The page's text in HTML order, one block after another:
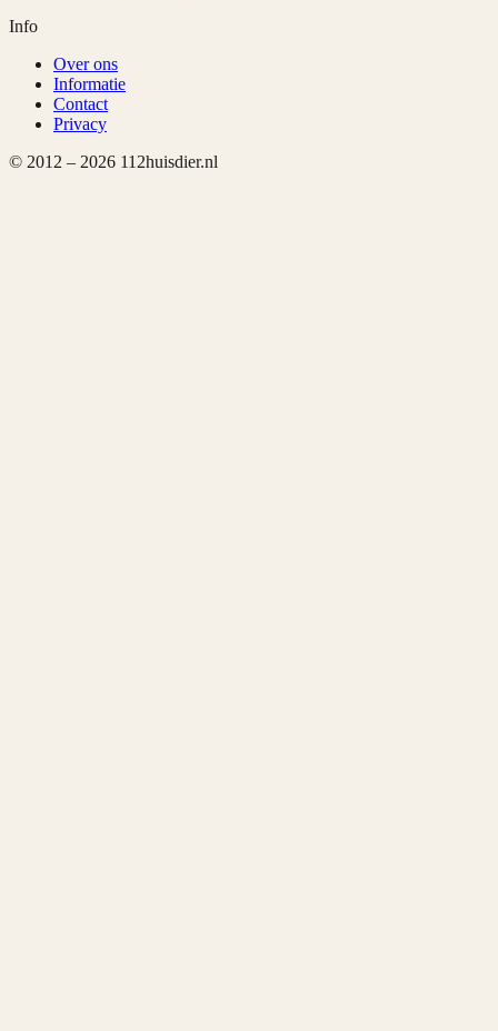
Info
Over ons
Informatie
Contact
Privacy
© 2012 – 2026 112huisdier.nl